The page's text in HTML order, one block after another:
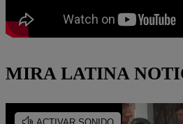
MIRA LATINA